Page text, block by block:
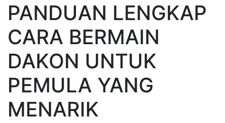
PANDUAN LENGKAP
CARA BERMAIN
DAKON UNTUK
PEMULA YANG
MENARIK